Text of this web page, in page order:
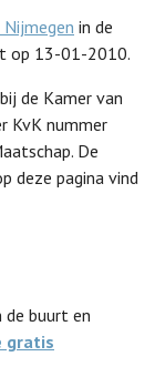
in de
op 13-01-2010.
de Kamer van
KvK nummer
De
deze pagina vind
de buurt en
gratis